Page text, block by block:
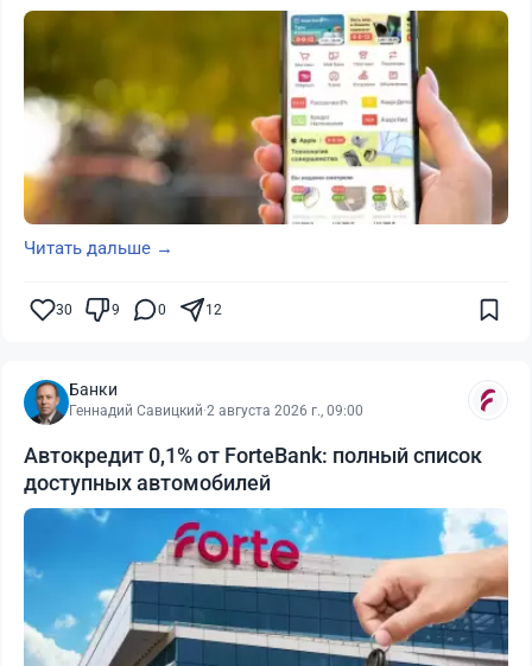
Читать дальше →
30 9 0 12
Банки
Геннадий Савицкий·2 августа 2026 г., 09:00
Автокредит 0,1% от ForteBank: полный список
доступных автомобилей